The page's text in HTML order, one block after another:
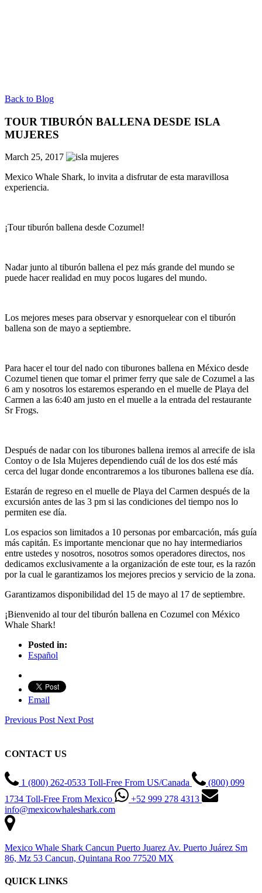
Back to Blog
TOUR TIBURÓN BALLENA DESDE ISLA
MUJERES
March 25, 2017
Mexico Whale Shark, lo invita a disfrutar de esta maravillosa
experiencia.
¡Tour tiburón ballena desde Cozumel!
Nadar junto al tiburón ballena el pez más grande del mundo se
puede hacer realidad en muy pocos lugares del mundo.
Los mejores meses para observar y esnorquelear con el tiburón
ballena son de mayo a septiembre.
Para hacer el tour del nado con tiburones ballena en México desde
Cozumel tienen que tomar el primer ferry que sale de Cozumel a las
6 am y nosotros los estaremos esperando en el muelle de Playa del
Carmen a las 6:40 am justo en el muelle a la entrada del restaurante
Sr Frogs.
Después de nadar con los tiburones ballena iremos al arrecife de isla
Contoy o de Isla Mujeres dependiendo cuál de los dos esté más
cerca del lugar donde encontraremos a los tiburones ballena ese día.
Estarán de regreso en el muelle de Playa del Carmen después de la
excursión antes de las 3 pm si las condiciones del tiempo nos lo
permiten ese día.
Los espacios son limitados a 10 personas por embarcación, más guía
más capitán. Es importante mencionar que no hay intermediarios
entre ustedes y nosotros, nosotros somos operadores directos, nos
dedicamos exclusivamente a la organización de este tour, es la razón
por la cual le garantizamos los mejores precios y servicio de la zona.
Garantizamos disponibilidad del 15 de mayo al 17 de septiembre.
¡Bienvenido al tour del tiburón ballena en Cozumel con México
Whale Shark!
Posted in:
Español
Email
Previous PostNext Post
CONTACT US
1 (800) 262-0533 Toll-Free From US/Canada
(800) 099
1734 Toll-Free From Mexico
+52 999 278 4313
info@mexicowhaleshark.com
Mexico Whale Shark Cancun Puerto Juarez Av. Puerto Juárez Sm
86, Mz 53 Cancun, Quintana Roo 77520 MX
QUICK LINKS